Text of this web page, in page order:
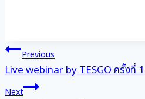
แนะแนว
เรื่อง
Previous
Live webinar by TESGO ครั้งที่ 1
Next